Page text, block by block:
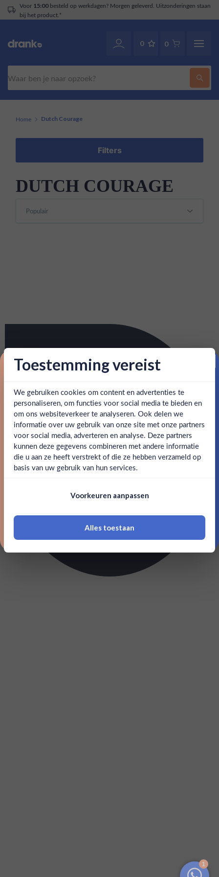
Voor 15:00besteld op werkdagen? Morgen geleverd. Uitzonderingen staan
bij het product.*
0 0
Ben jij 18 jaar of ouder?
Ja Nee
18 jaar of ouder zijn
Home Dutch Courage
Filters
DUTCH COURAGE
Toestemming vereist
We gebruiken cookies om content en advertenties te
personaliseren, om functies voor social media te bieden en
om ons websiteverkeer te analyseren. Ook delen we
informatie over uw gebruik van onze site met onze partners
voor social media, adverteren en analyse. Deze partners
kunnen deze gegevens combineren met andere informatie
die u aan ze heeft verstrekt of die ze hebben verzameld op
basis van uw gebruik van hun services.
Voorkeuren aanpassen
Alles toestaan
Proost op je eerste korting!
Schrijf je in en ontvang direct 5% korting op je eerste
bestelling.
Email
Claim mijn korting